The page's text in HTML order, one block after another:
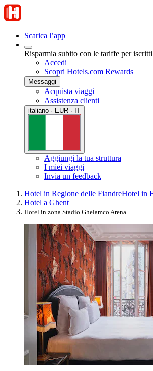
Scarica l’app
Risparmia subito con le tariffe per iscritti
Accedi
Scopri Hotels.com Rewards
Messaggi
Acquista viaggi
Assistenza clienti
italiano · EUR · IT
Aggiungi la tua struttura
I miei viaggi
Invia un feedback
Hotel in Regione delle FiandreHotel in
Hotel a Ghent
Hotel in zona Stadio Ghelamco Arena